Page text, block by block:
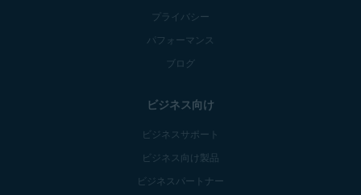
プライバシー
パフォーマンス
ブログ
ビジネス向け
ビジネスサポート
ビジネス向け製品
ビジネスパートナー